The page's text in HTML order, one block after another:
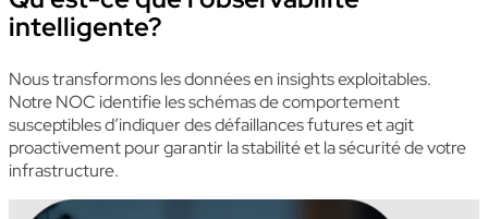
intelligente?
Noustransformonslesdonnéesen insightsexploitables.
NotreNOC identifielesschémasdecomportement
susceptiblesd’indiquerdesdéfaillancesfuturesetagit
proactivementpourgarantir lastabilitéetlasécuritédevotre
infrastructure.